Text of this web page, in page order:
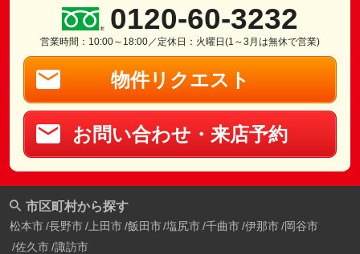
0120-60-3232
営業時間：10:00～18:00／定休日：火曜日(1～3月は無休で営業)
物件リクエスト
お問い合わせ・来店予約
市区町村から探す
松本市 長野市 上田市 飯田市 塩尻市 千曲市 伊那市 岡谷市
佐久市 諏訪市